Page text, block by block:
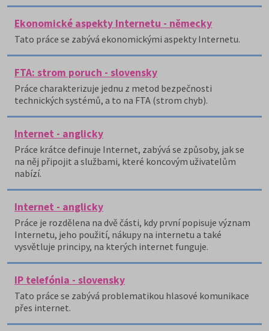
Ekonomické aspekty Internetu - německy
Tato práce se zabývá ekonomickými aspekty Internetu.
FTA: strom poruch - slovensky
Práce charakterizuje jednu z metod bezpečnosti
technických systémů, a to na FTA (strom chyb).
Internet - anglicky
Práce krátce definuje Internet, zabývá se způsoby, jak se
na něj připojit a službami, které koncovým uživatelům
nabízí.
Internet - anglicky
Práce je rozdělena na dvě části, kdy první popisuje význam
Internetu, jeho použití, nákupy na internetu a také
vysvětluje principy, na kterých internet funguje.
IP telefónia - slovensky
Tato práce se zabývá problematikou hlasové komunikace
přes internet.